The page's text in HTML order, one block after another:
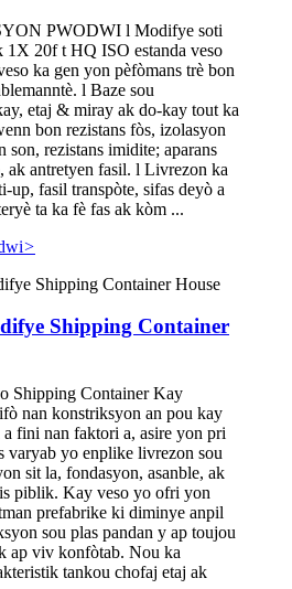
PWODWI l Modifye soti
1X 20f t HQ ISO estanda veso
ka gen yon pèfòmans trè bon
l Baze sou
etaj & miray ak do-kay tout ka
bon rezistans fòs, izolasyon
son, rezistans imidite; aparans
ak antretyen fasil. l Livrezon ka
up, fasil transpòte, sifas deyò a
ta ka fè fas ak kòm ...
>
Shipping Container
Shipping Container Kay
nan konstriksyon an pou kay
a fini nan faktori a, asire yon pri
varyab yo enplike livrezon sou
sit la, fondasyon, asanble, ak
piblik. Kay veso yo ofri yon
prefabrike ki diminye anpil
sou plas pandan y ap toujou
ap viv konfòtab. Nou ka
tankou chofaj etaj ak